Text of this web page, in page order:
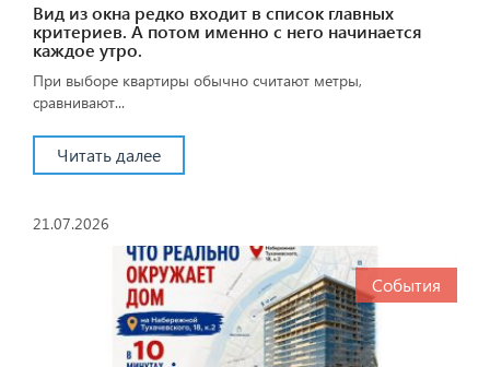
Вид из окна редко входит в список главных
критериев. А потом именно с него начинается
каждое утро.
При выборе квартиры обычно считают метры,
сравнивают...
Читать далее
21.07.2026
События